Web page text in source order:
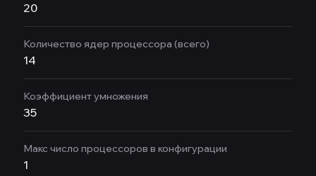
20
Количество ядер процессора (всего)
14
Коэффициент умножения
35
Макс число процессоров в конфигурации
1